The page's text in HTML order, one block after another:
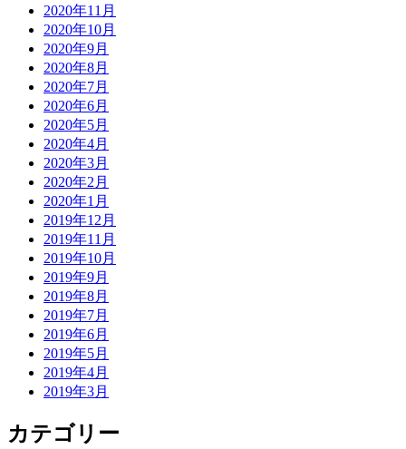
2020年11月
2020年10月
2020年9月
2020年8月
2020年7月
2020年6月
2020年5月
2020年4月
2020年3月
2020年2月
2020年1月
2019年12月
2019年11月
2019年10月
2019年9月
2019年8月
2019年7月
2019年6月
2019年5月
2019年4月
2019年3月
カテゴリー